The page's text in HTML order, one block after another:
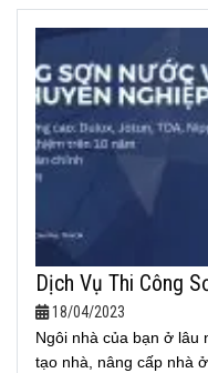
Dịch Vụ Thi Công
18/04/2023
Ngôi nhà của bạn ở lâu
tạo nhà, nâng cấp nhà